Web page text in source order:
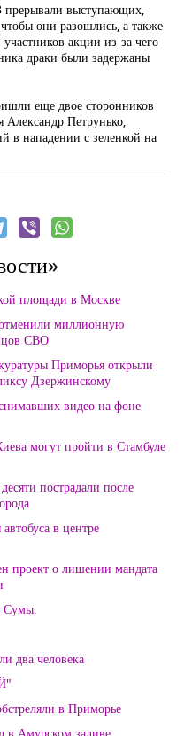
прерывали выступающих,
они разошлись, а также
акции из-за чего
драки были задержаны
еще двое сторонников
Александр Петрунько,
в нападении с зеленкой на
площади в Москве
миллионную
СВО
Приморья открыли
Дзержинскому
видео на фоне
могут пройти в Стамбуле
пострадали после
в центре
проект о лишении мандата
Сумы.
два человека
в Приморье